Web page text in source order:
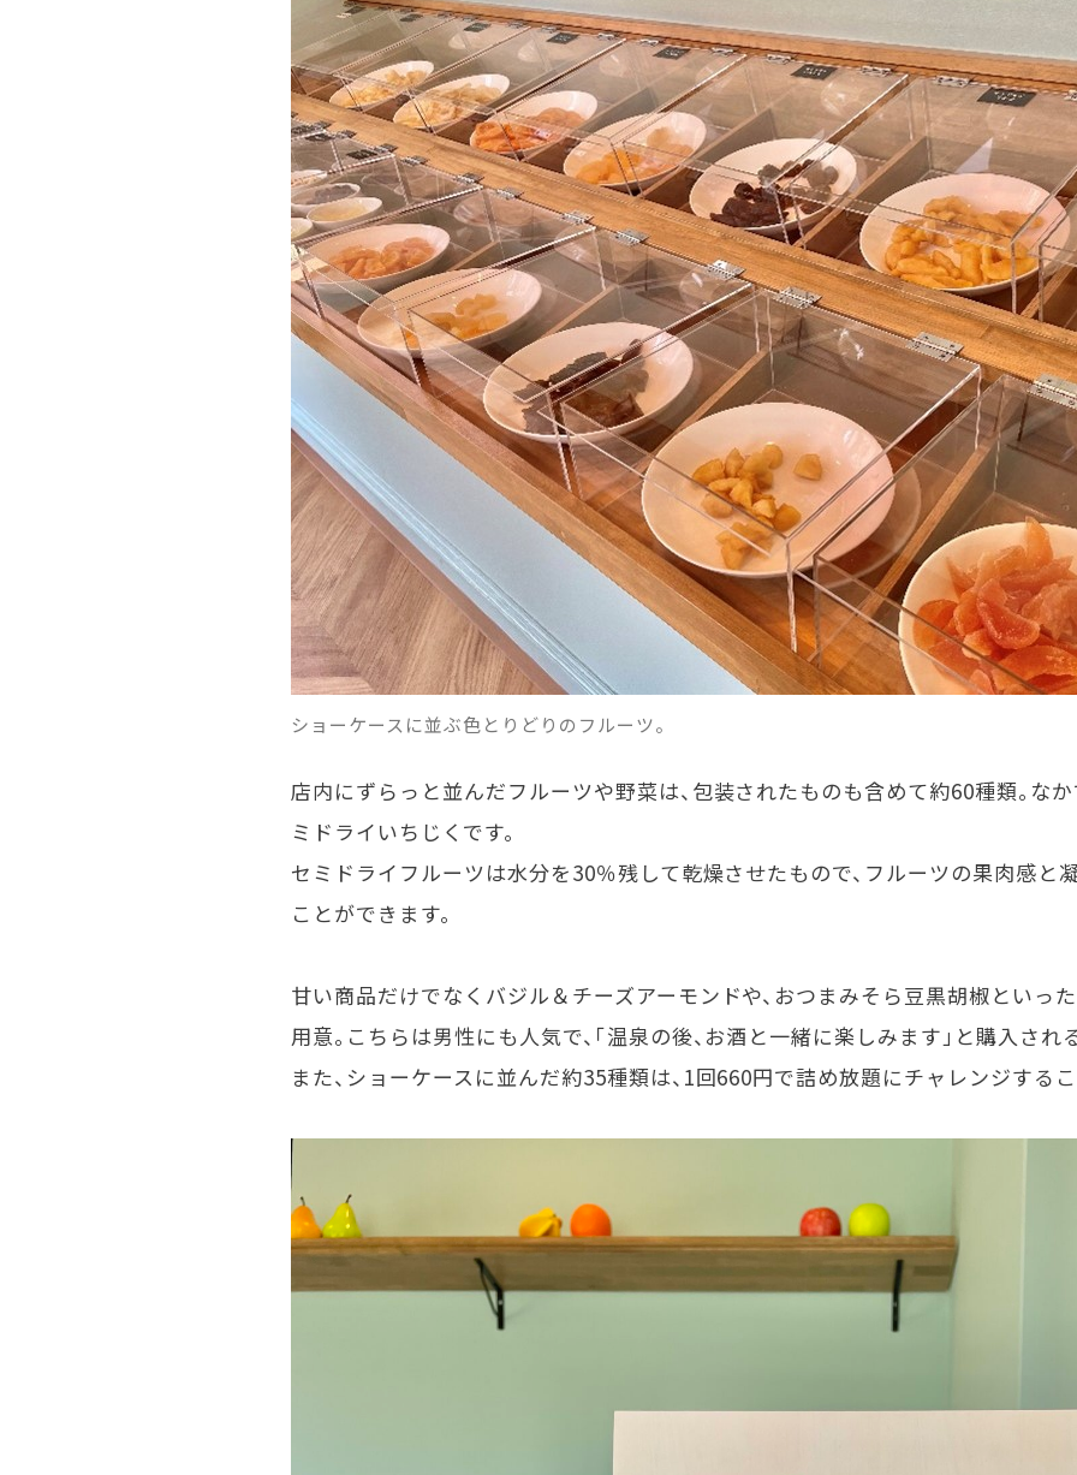
ショーケースに並ぶ色とりどりのフルーツ。
店内にずらっと並んだフルーツや野菜は、包装されたものも含めて約60種類。な
ミドライいちじくです。
セミドライフルーツは水分を30％残して乾燥させたもので、フルーツの果肉感と
ことができます。
甘い商品だけでなくバジル＆チーズアーモンドや、おつまみそら豆黒胡椒といっ
用意。こちらは男性にも人気で、「温泉の後、お酒と一緒に楽しみます」と購入され
また、ショーケースに並んだ約35種類は、 1回660円で詰め放題にチャレンジする